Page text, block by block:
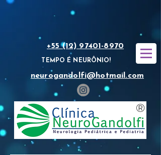
TEMPO É NEURÔNIO!
+55 (12) 97401-8970
neurogandolfi@hotmail.com
®